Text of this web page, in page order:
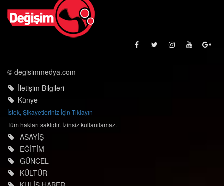
© degisimmedya.com
İletişim Bilgileri
Künye
İstek, Şikayetleriniz İçin Tıklayın
Tüm hakları saklıdır. İzinsiz kullanılamaz.
ASAYİŞ
EĞİTİM
GÜNCEL
KÜLTÜR